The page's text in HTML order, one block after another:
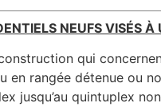
NEUFS VISÉS
qui
en rangée détenue ou
jusqu’au quintuplex